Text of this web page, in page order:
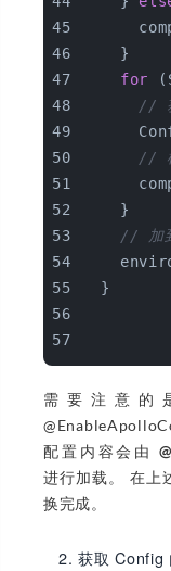
    }
for
//
//
    }
// 加
  }
需要注意的
配置内容会由
进行加载。 在上
换完成。
获取 Config